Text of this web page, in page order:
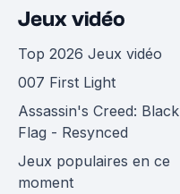
Jeux vidéo
Top 2026 Jeux vidéo
007 First Light
Assassin's Creed: Black
Flag - Resynced
Jeux populaires en ce
moment